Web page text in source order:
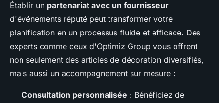
Établir un partenariat avec un fournisseur
d'événements réputé peut transformer votre
planification en un processus fluide et efficace. Des
experts comme ceux d'Optimiz Group vous offrent
non seulement des articles de décoration diversifiés,
mais aussi un accompagnement sur mesure :
Consultation personnalisée : Bénéficiez de